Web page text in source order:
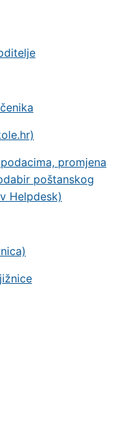
promjena
poštanskog
Helpdesk)